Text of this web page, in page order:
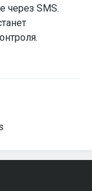
через SMS.